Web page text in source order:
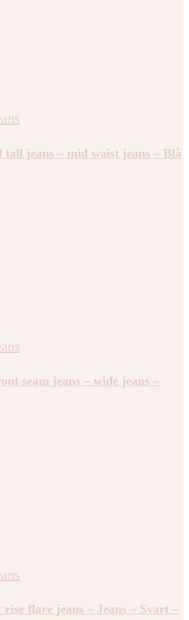
jeans – mid waist jeans – Blå
seam jeans – wide jeans –
flare jeans – Jeans – Svart –